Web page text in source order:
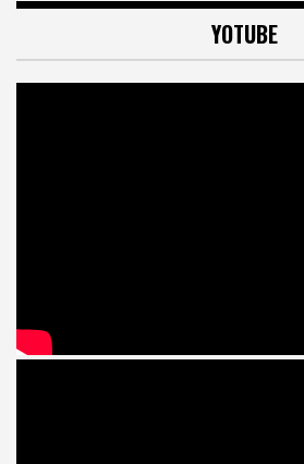
YOTUBE